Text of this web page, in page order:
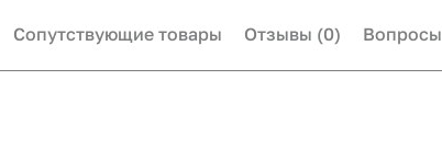
Сопутствующие товары Отзывы (0) Вопросы